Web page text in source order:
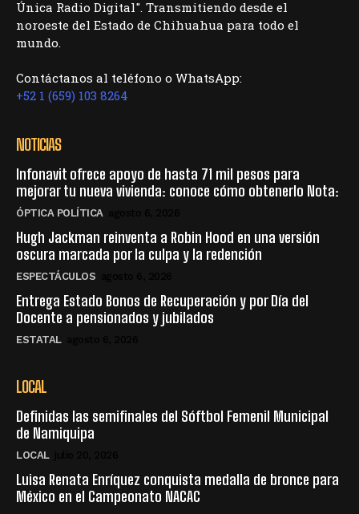
Única Radio Digital". Transmitiendo desde el
noroeste del Estado de Chihuahua para todo el
mundo.
Contáctanos al teléfono o WhatsApp:
+52 1 (659) 103 8264
NOTICIAS
Infonavit ofrece apoyo de hasta 71 mil pesos para
mejorar tu nueva vivienda: conoce cómo obtenerlo Nota:
ÓPTICA POLÍTICA
Hugh Jackman reinventa a Robin Hood en una versión
oscura marcada por la culpa y la redención
ESPECTÁCULOS
Entrega Estado Bonos de Recuperación y por Día del
Docente a pensionados y jubilados
ESTATAL
LOCAL
Definidas las semifinales del Sóftbol Femenil Municipal
de Namiquipa
LOCAL
Luisa Renata Enríquez conquista medalla de bronce para
México en el Campeonato NACAC